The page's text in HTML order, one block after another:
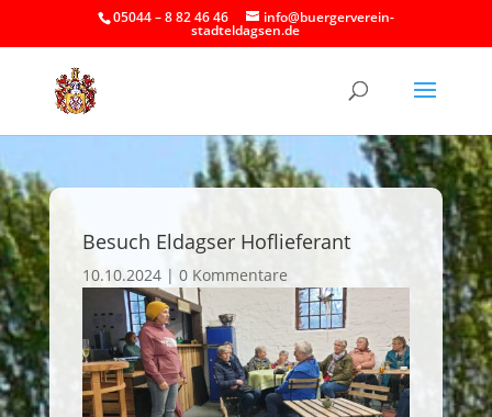
05044 – 8 82 46 46 info@buergerverein-
stadteldagsen.de
Besuch Eldagser Hoflieferant
10.10.2024| 0 Kommentare